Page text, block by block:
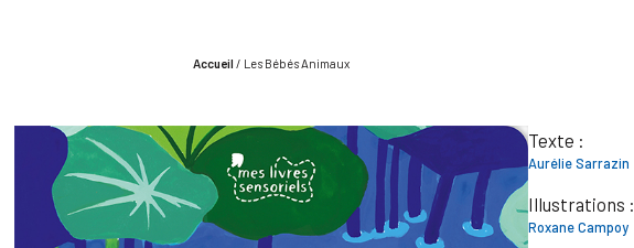
Accueil / Les Bébés Animaux
Texte :
Aurélie Sarrazin
Illustrations :
Roxane Campoy